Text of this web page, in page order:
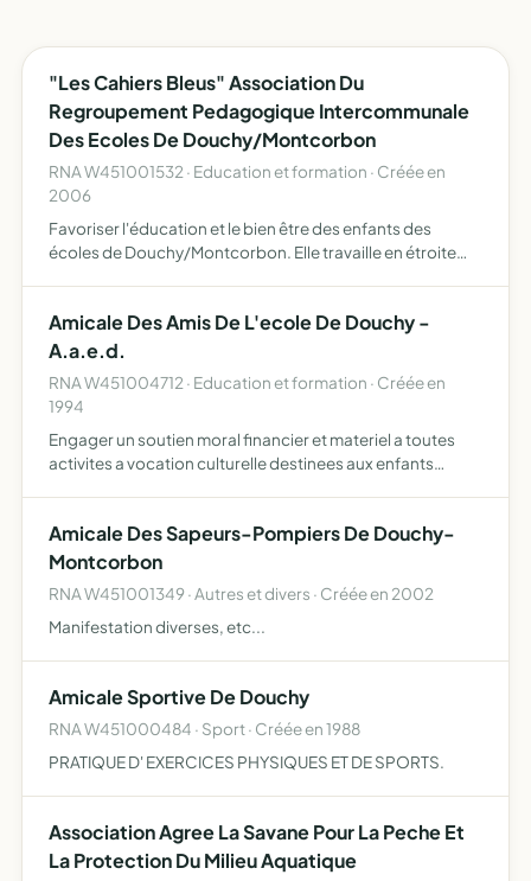
"Les Cahiers Bleus" Association Du
Regroupement Pedagogique Intercommunale
Des Ecoles De Douchy/Montcorbon
RNA W451001532 · Education et formation · Créée en
2006
Favoriser l'éducation et le bien être des enfants des
écoles de Douchy/Montcorbon. Elle travaille en étroite
les relations f…
Amicale Des Amis De L'ecole De Douchy -
A.a.e.d.
RNA W451004712 · Education et formation · Créée en
1994
Engager un soutien moral financier et materiel a toutes
activites a vocation culturelle destinees aux enfants
Amicale Des Sapeurs-Pompiers De Douchy-
Montcorbon
RNA W451001349 · Autres et divers · Créée en 2002
Manifestation diverses, etc...
Amicale Sportive De Douchy
RNA W451000484 · Sport · Créée en 1988
PRATIQUE D' EXERCICES PHYSIQUES ET DE SPORTS.
Association Agree La Savane Pour La Peche Et
La Protection Du Milieu Aquatique